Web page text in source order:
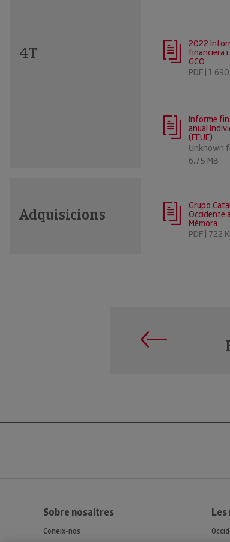
4T
2022
financiera i
GCO
PDF |
Informe
anual
(FEUE)
Unknown
6,75 MB
Adquisicions
Grupo
Occidente
Mémora
PDF | 722
Sobre nosaltres
Coneix-nos